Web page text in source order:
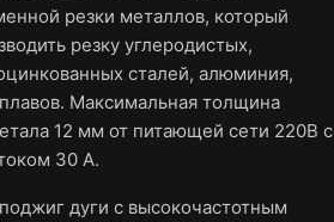
резки металлов, который
резку углеродистых,
сталей, алюминия,
Максимальная толщина
12 мм от питающей сети 220В с
30 А.
дуги с высокочастотным